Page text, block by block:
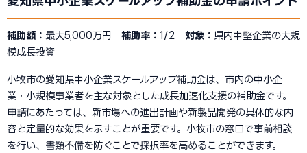
補助額： 最大5,000万円 補助率： 1/2 対象： 県内中堅企業の大規
模成長投資
小牧市の愛知県中小企業スケールアップ補助金は、市内の中小企
業・小規模事業者を主な対象とした成長加速化支援の補助金です。
申請にあたっては、新市場への進出計画や新製品開発の具体的な内
容と定量的な効果を示すことが重要です。小牧市の窓口で事前相談
を行い、書類不備を防ぐことで採択率を高めることができます。